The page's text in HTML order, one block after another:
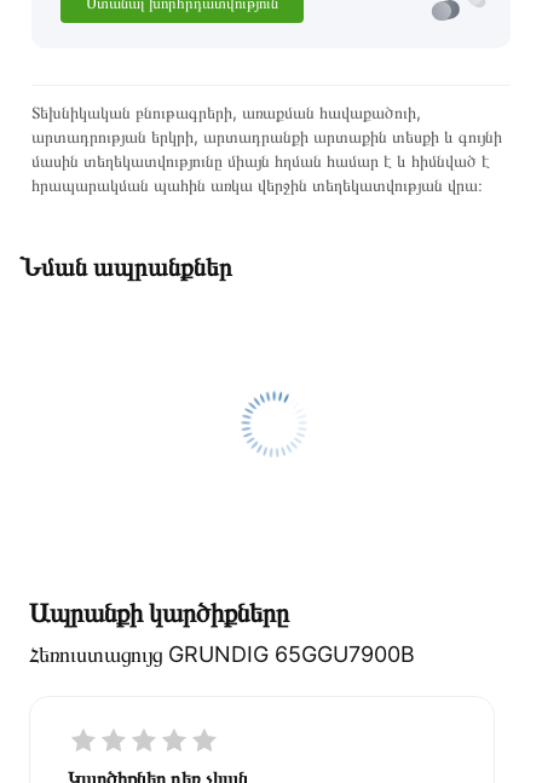
Տեխնիկական բնութագրերի, առաքման հավաքածուի,
արտադրության երկրի, արտադրանքի արտաքին տեսքի և գույնի
մասին տեղեկատվությունը միայն հղման համար է և հիմնված է
հրապարակման պահին առկա վերջին տեղեկատվության վրա։
Նման ապրանքներ
Ապրանքի կարծիքները
Հեռուստացույց GRUNDIG 65GGU7900B
Կարծիքներ դեռ չկան